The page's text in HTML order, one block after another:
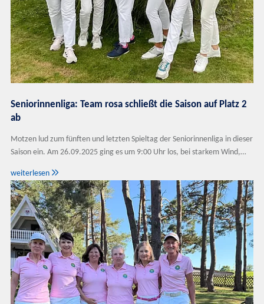
Seniorinnenliga: Team rosa schließt die Saison auf Platz 2
ab
Motzen lud zum fünften und letzten Spieltag der Seniorinnenliga in dieser
Saison ein. Am 26.09.2025 ging es um 9:00 Uhr los, bei starkem Wind,…
weiterlesen 